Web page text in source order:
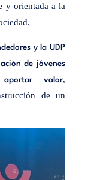
y orientada a la
y la UDP
de jóvenes
valor,
de un